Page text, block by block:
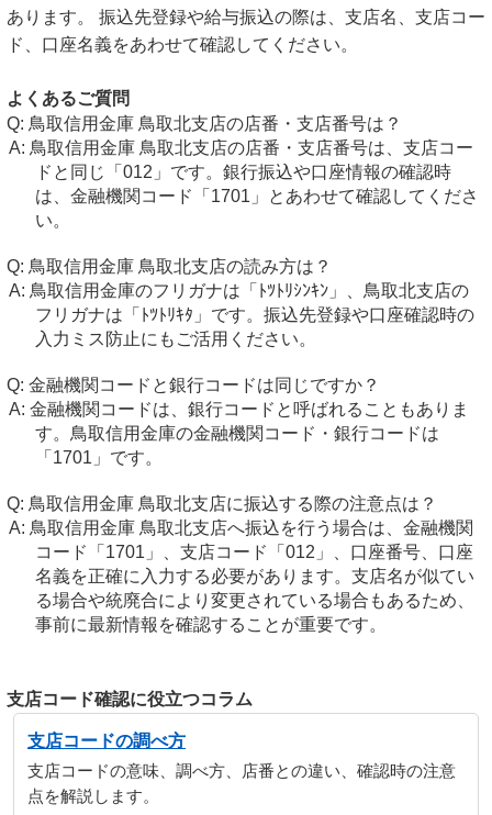
あります。 振込先登録や給与振込の際は、支店名、支店コー
ド、口座名義をあわせて確認してください。
よくあるご質問
鳥取信用金庫 鳥取北支店の店番・支店番号は？
鳥取信用金庫 鳥取北支店の店番・支店番号は、支店コー
ドと同じ「012」です。銀行振込や口座情報の確認時
は、金融機関コード「1701」とあわせて確認してくださ
い。
鳥取信用金庫 鳥取北支店の読み方は？
鳥取信用金庫のフリガナは「ﾄﾂﾄﾘｼﾝｷﾝ」、鳥取北支店の
フリガナは「ﾄﾂﾄﾘｷﾀ」です。振込先登録や口座確認時の
入力ミス防止にもご活用ください。
金融機関コードと銀行コードは同じですか？
金融機関コードは、銀行コードと呼ばれることもありま
す。鳥取信用金庫の金融機関コード・銀行コードは
「1701」です。
鳥取信用金庫 鳥取北支店に振込する際の注意点は？
鳥取信用金庫 鳥取北支店へ振込を行う場合は、金融機関
コード「1701」、支店コード「012」、口座番号、口座
名義を正確に入力する必要があります。支店名が似てい
る場合や統廃合により変更されている場合もあるため、
事前に最新情報を確認することが重要です。
支店コード確認に役立つコラム
支店コードの調べ方
支店コードの意味、調べ方、店番との違い、確認時の注意
点を解説します。